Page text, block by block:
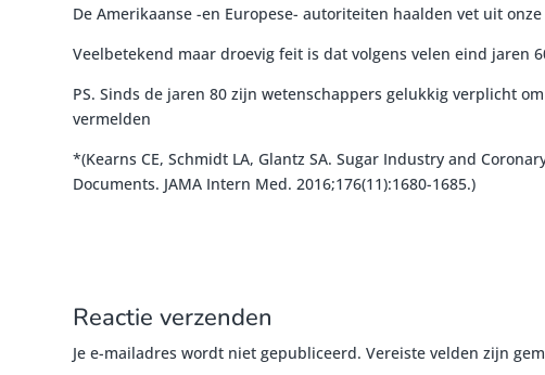
De Amerikaanse -en Europese- autoriteiten haalden vet uit
Veelbetekend maar droevig feit is dat volgens velen eind jaren
PS. Sinds de jaren 80 zijn wetenschappers gelukkig verplicht
vermelden
*(Kearns CE, Schmidt LA, Glantz SA. Sugar Industry and
Documents. JAMA Intern Med. 2016;176(11):1680-1685.)
Reactie verzenden
Je e-mailadres wordt niet gepubliceerd. Vereiste velden zijn